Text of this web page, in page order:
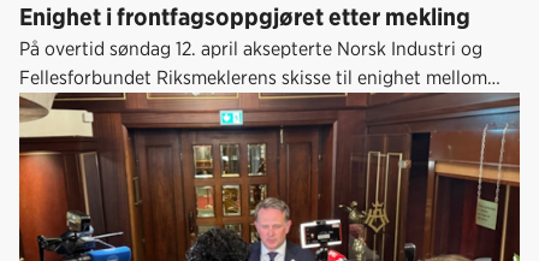
Enighet i frontfagsoppgjøret etter mekling
På overtid søndag 12. april aksepterte Norsk Industri og
Fellesforbundet Riksmeklerens skisse til enighet mellom
partene i lønnsoppgjøret for Industrioverenskomsten.